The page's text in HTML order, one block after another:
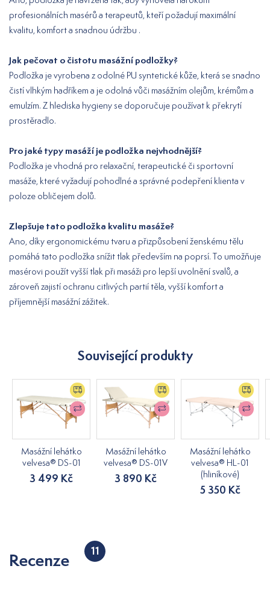
profesionálních masérů a terapeutů, kteří požadují maximální
kvalitu, komfort a snadnou údržbu .
Jak pečovat o čistotu masážní podložky?
Podložka je vyrobena z odolné PU syntetické kůže, která se snadno
čistí vlhkým hadříkem a je odolná vůči masážním olejům, krémům a
emulzím. Z hlediska hygieny se doporučuje používat k překrytí
prostěradlo.
Pro jaké typy masáží je podložka nejvhodnější?
Podložka je vhodná pro relaxační, terapeutické či sportovní
masáže, které vyžadují pohodlné a správné podepření klienta v
poloze obličejem dolů.
Zlepšuje tato podložka kvalitu masáže?
Ano, díky ergonomickému tvaru a přizpůsobení ženskému tělu
pomáhá tato podložka snížit tlak především na poprsí. To umožňuje
masérovi použít vyšší tlak při masáži pro lepší uvolnění svalů, a
zároveň zajistí ochranu citlivých partií těla, vyšší komfort a
příjemnější masážní zážitek.
Související produkty
Masážní lehátko
velvesa® DS-01
3 499 Kč
Masážní lehátko
velvesa® DS-01V
3 890 Kč
Masážní lehátko
velvesa® HL-01
(hliníkové)
5 350 Kč
Recenze 11